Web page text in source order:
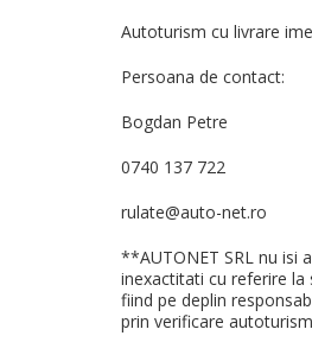
Autoturism cu livrare
Persoana de contact:
Bogdan Petre
0740 137 722
rulate@auto-net.ro
**AUTONET SRL nu isi
inexactitati cu referire
fiind pe deplin
prin verificare